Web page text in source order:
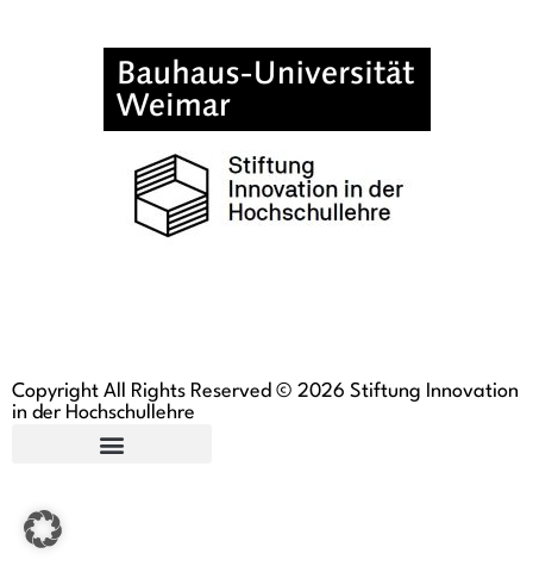
Copyright All Rights Reserved © 2026 Stiftung Innovation
in der Hochschullehre